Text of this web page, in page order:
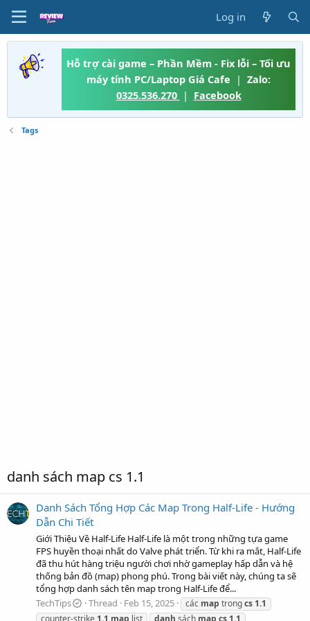
Log in
Hỗ trợ cài game – Phần Mềm - Fix lỗi – Tối ưu
máy tính PC/Laptop Giá Cafe | Zalo:
0325.536.270 | Facebook
Tags
danh sách map cs 1.1
Danh Sách Tổng Hợp Các Map Trong Half-Life - Hướng
Dẫn Chi Tiết
Giới Thiệu Về Half-Life Half-Life là một trong những tựa game
FPS huyền thoại nhất do Valve phát triển. Từ khi ra mắt, Half-Life
đã thu hút hàng triệu người chơi nhờ gameplay hấp dẫn và hệ
thống bản đồ (map) phong phú. Trong bài viết này, chúng ta sẽ
tổng hợp danh sách tên map trong Half-Life để...
TechTips
Thread Feb 15, 2025 các map trongcs 1.1
counter-strike 1.1 map list danh sách map cs 1.1